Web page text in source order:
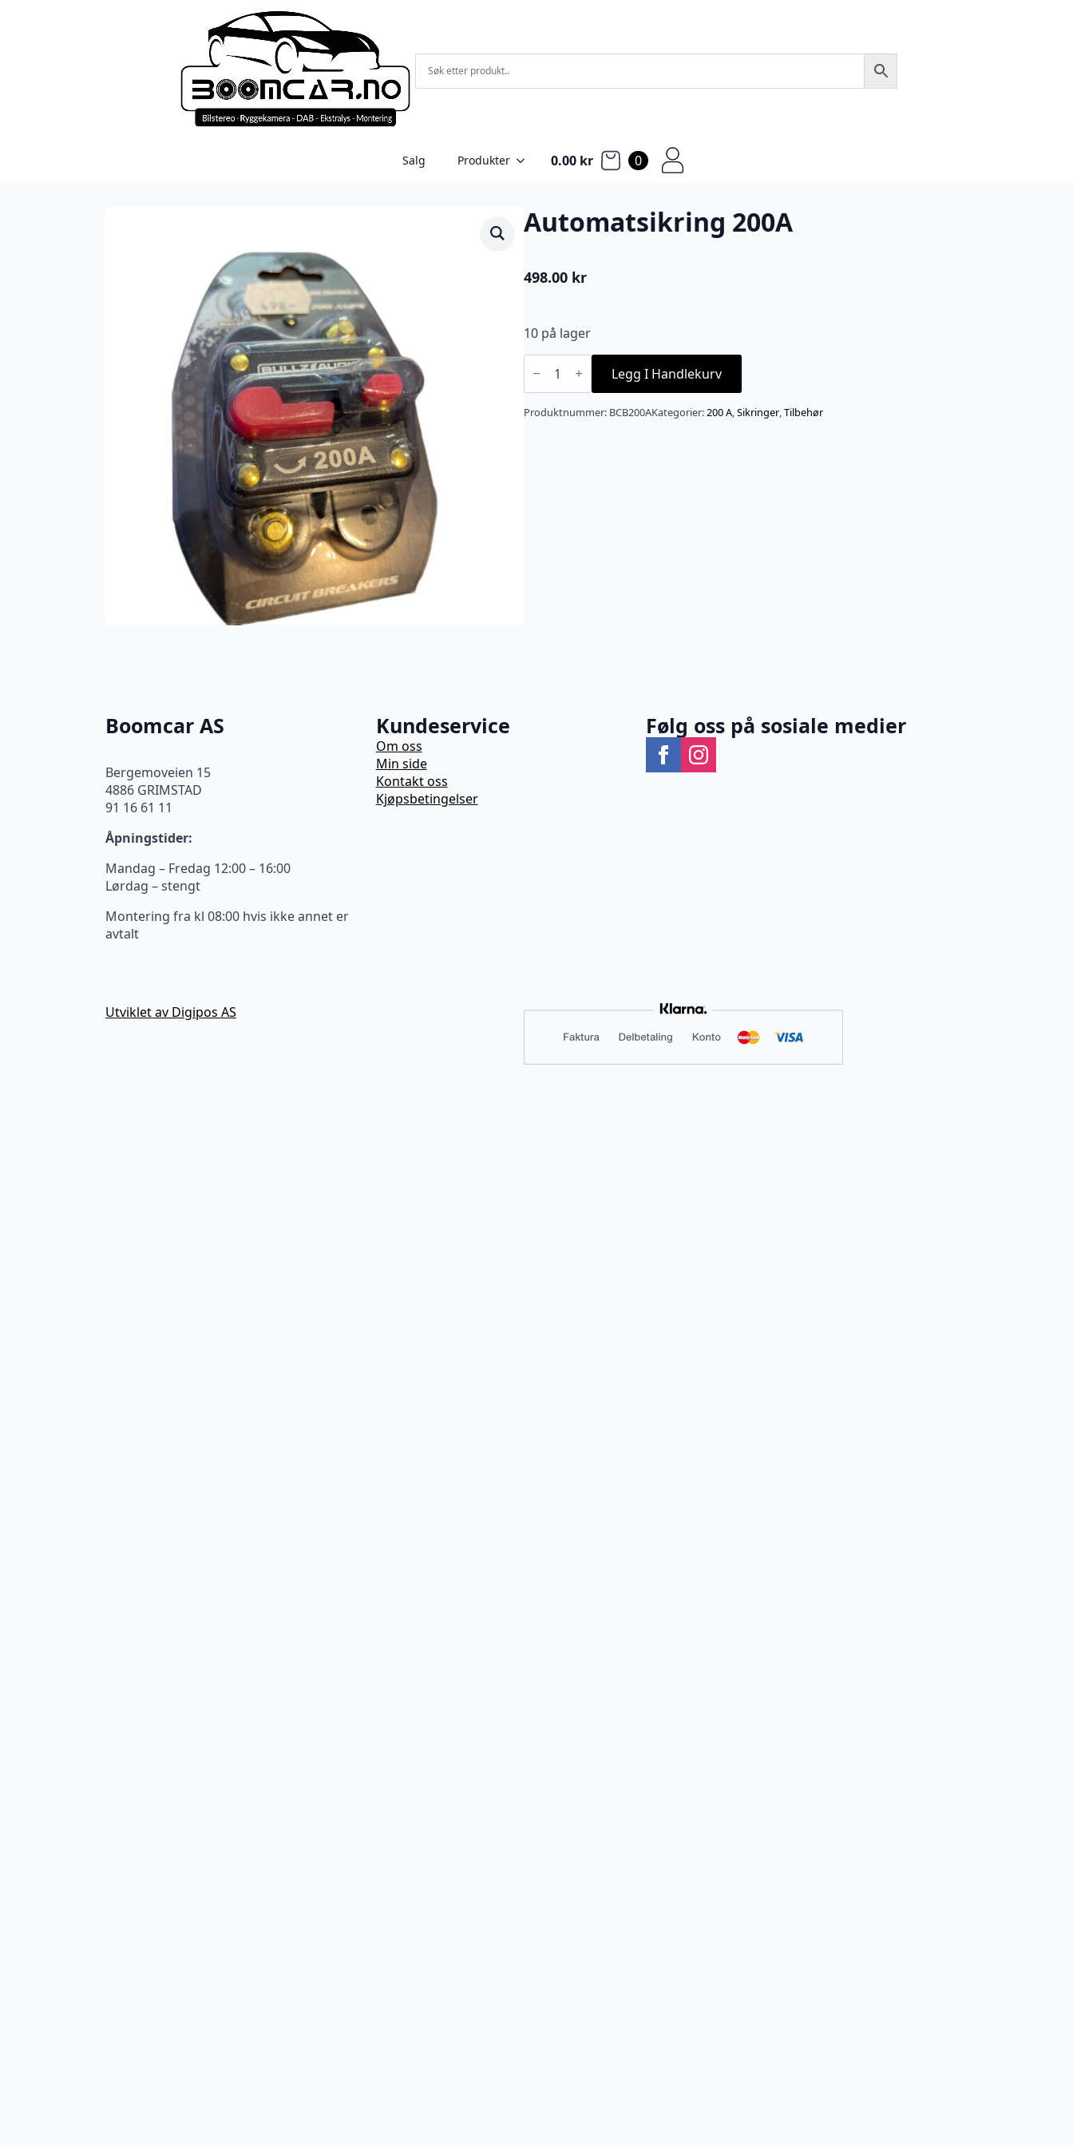
Salg Produkter 0.00 kr 0
Automatsikring 200A
498.00 kr
10 på lager
Automatsikring
200A Legg I Handlekurv
Produktnummer: BCB200AKategorier:200 A,Sikringer,Tilbehør
Boomcar AS
Bergemoveien 15
4886 GRIMSTAD
91 16 61 11
Åpningstider:
Mandag – Fredag 12:00 – 16:00
Lørdag – stengt
Montering fra kl 08:00 hvis ikke annet er
avtalt
Kundeservice
Om oss
Min side
Kontakt oss
Kjøpsbetingelser
Følg oss på sosiale medier
Utviklet av Digipos AS